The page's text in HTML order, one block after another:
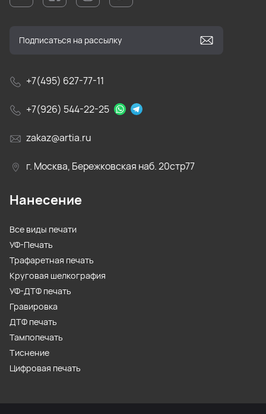
+7(495) 627-77-11
+7(926) 544-22-25
zakaz@artia.ru
г. Москва, Бережковская наб. 20стр77
Нанесение
Все виды печати
УФ-Печать
Трафаретная печать
Круговая шелкография
УФ-ДТФ печать
Гравировка
ДТФ печать
Тампопечать
Тиснение
Цифровая печать